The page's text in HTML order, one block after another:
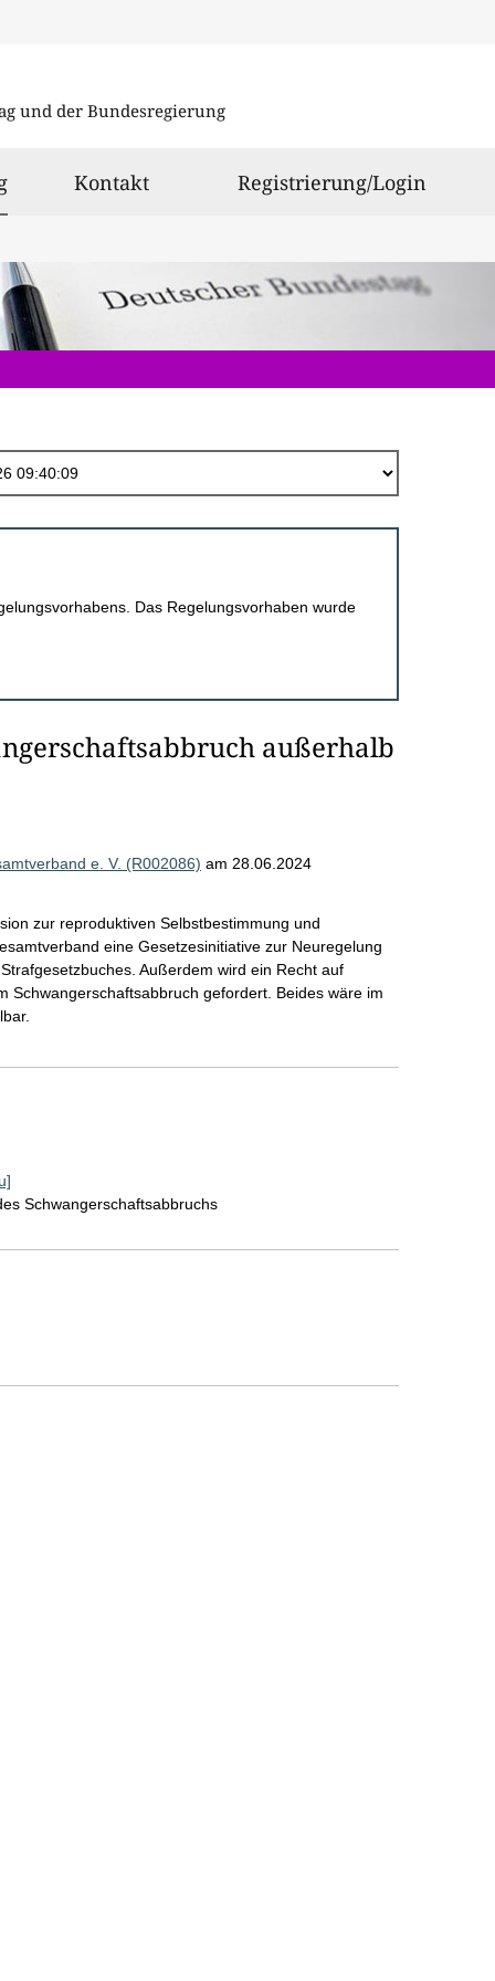
und der Bundesregierung
ausgewählt
Kontakt Registrierung/Login
Das Regelungsvorhaben wurde
außerhalb
e. V. (R002086) am 28.06.2024
zur reproduktiven Selbstbestimmung und
eine Gesetzesinitiative zur Neuregelung
Außerdem wird ein Recht auf
Schwangerschaftsabbruch gefordert. Beides wäre im
Schwangerschaftsabbruchs